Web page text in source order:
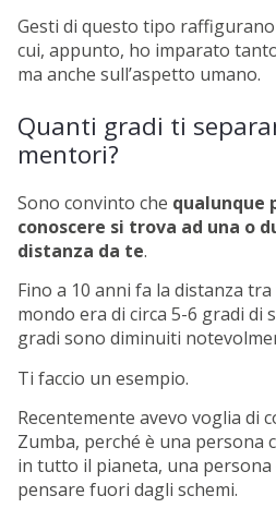
Gesti di questo tipo
cui, appunto, ho imparato
ma anche sull’aspetto umano.
Quanti gradi ti
mentori?
Sono convinto che qualunque
conoscere si trova ad una o
distanza da te.
Fino a 10 anni fa la distanza
mondo era di circa 5-6 gradi di
gradi sono diminuiti
Ti faccio un esempio.
Recentemente avevo voglia di
Zumba, perché è una persona
in tutto il pianeta, una persona
pensare fuori dagli schemi.